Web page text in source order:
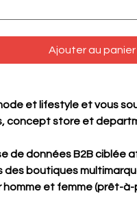
Ajouter au panier
et lifestyle et vous
concept store et
de données B2B
boutiques
et femme (prêt-